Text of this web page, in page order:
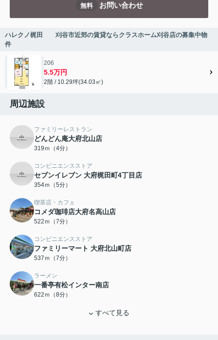
無料 お問い合わせ
ハレクノ梶田 刈谷市近郊の賃貸ならクラスホーム刈谷店の募集中物
件
206
5.5万円
2階 / 10.29坪(34.03㎡)
周辺施設
ファミリーレストラン
どんどん庵大府北山店
319ｍ（4分）
コンビニエンスストア
セブンイレブン 大府梶田町4丁目店
354ｍ（5分）
喫茶店・カフェ
コメダ珈琲店大府名高山店
522ｍ（7分）
コンビニエンスストア
ファミリーマート 大府北山町店
537ｍ（7分）
ラーメン
一番亭有松インター南店
622ｍ（8分）
すべて見る